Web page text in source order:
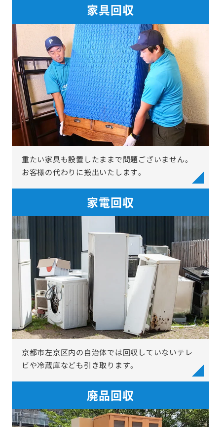
家具回収
重たい家具も設置したままで問題ございません。
お客様の代わりに搬出いたします。
家電回収
京都市左京区内の自治体では回収していないテレ
ビや冷蔵庫なども引き取ります。
廃品回収